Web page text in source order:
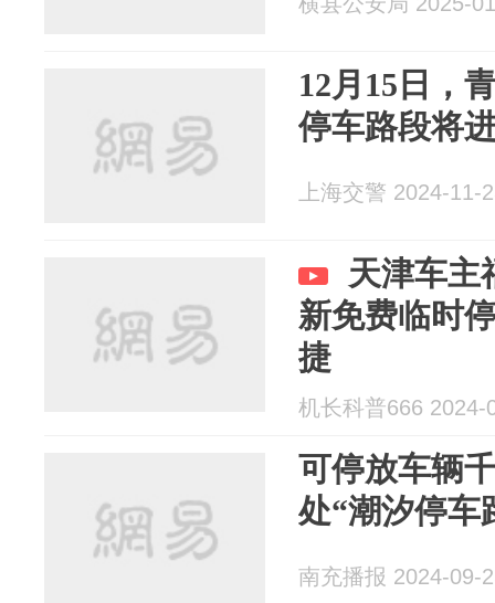
12月15日，
停车路段将
上海交警 2024-11-
天津车主
新免费临时
捷
机长科普666 2024-
可停放车辆
处“潮汐停车
南充播报 2024-09-